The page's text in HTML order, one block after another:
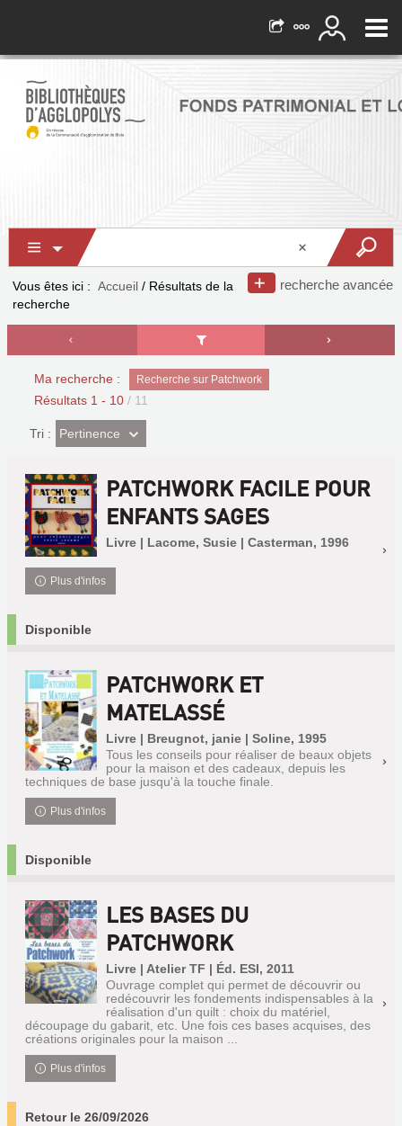
recherche avancée
Vous êtes ici : Accueil / Résultats de la
recherche
Ma recherche : Recherche sur Patchwork
Résultats 1 - 10 / 11
Tri : (Effet
imédiat)
Pertinence
PATCHWORK FACILE POUR
ENFANTS SAGES
Livre | Lacome, Susie | Casterman, 1996
Plus d'infos
Disponible
PATCHWORK ET
MATELASSÉ
Livre | Breugnot, janie | Soline, 1995
Tous les conseils pour réaliser de beaux objets
pour la maison et des cadeaux, depuis les
techniques de base jusqu'à la touche finale.
Plus d'infos
Disponible
LES BASES DU
PATCHWORK
Livre | Atelier TF | Éd. ESI, 2011
Ouvrage complet qui permet de découvrir ou
redécouvrir les fondements indispensables à la
réalisation d'un quilt : choix du matériel,
découpage du gabarit, etc. Une fois ces bases acquises, des
créations originales pour la maison ...
Plus d'infos
Retour le 26/09/2026